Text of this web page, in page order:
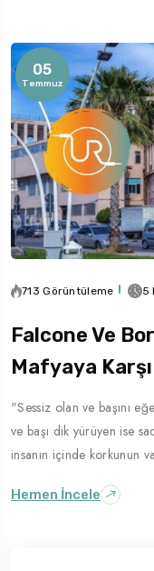
05
Temmuz
713 Görüntüleme 5
Falcone Ve
Mafyaya
"Sessiz olan ve başını
ve başı dik yürüyen ise
insanın içinde korkunun
Hemen İncele